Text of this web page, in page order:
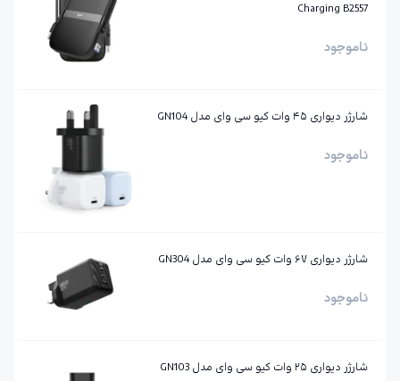
Charging B2557
ناموجود
شارژر دیواری ۴۵ وات کیو سی وای مدل GN104
ناموجود
شارژر دیواری ۶۷ وات کیو سی وای مدل GN304
ناموجود
شارژر دیواری ۲۵ وات کیو سی وای مدل GN103